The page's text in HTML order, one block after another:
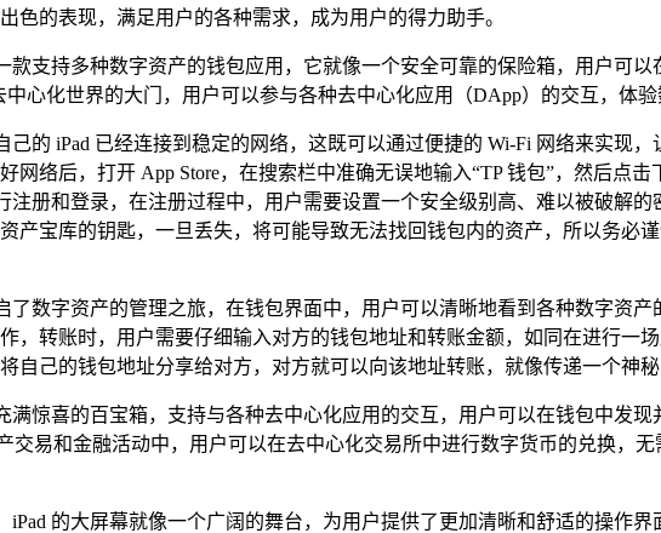
色的表现，满足用户的各种需求，成为用户的得力助手。
款支持多种数字资产的钱包应用，它就像一个安全可靠的保险箱，用户可
心化世界的大门，用户可以参与各种去中心化应用（DApp）的交互，体验
己的 iPad 已经连接到稳定的网络，这既可以通过便捷的 Wi-Fi 网络来实现
网络后，打开 App Store，在搜索栏中准确无误地输入“TP 钱包”，然后点
注册和登录，在注册过程中，用户需要设置一个安全级别高、难以被破解
产宝库的钥匙，一旦丢失，将可能导致无法找回钱包内的资产，所以务必
了数字资产的管理之旅，在钱包界面中，用户可以清晰地看到各种数字资产
，转账时，用户需要仔细输入对方的钱包地址和转账金额，如同在进行一
自己的钱包地址分享给对方，对方就可以向该地址转账，就像传递一个神秘
满惊喜的百宝箱，支持与各种去中心化应用的交互，用户可以在钱包中发
易和金融活动中，用户可以在去中心化交易所中进行数字货币的兑换，
iPad 的大屏幕就像一个广阔的舞台，为用户提供了更加清晰和舒适的操作